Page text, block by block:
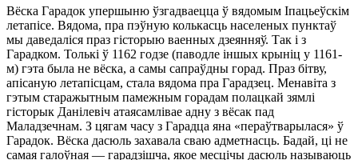
Вёска Гарадок упершыню ўзгадваецца ў вядомым Iпацьеўскiм
летапiсе. Вядома, пра пэўную колькасць населеных пунктаў
мы даведалiся праз гiсторыю ваенных дзеянняў. Так i з
Гарадком. Толькi ў 1162 годзе (паводле iншых крынiц у 1161-
м) гэта была не вёска, а самы сапраўдны горад. Праз бiтву,
апiсаную летапiсцам, стала вядома пра Гарадзец. Менавiта з
гэтым старажытным памежным горадам полацкай зямлi
гiсторык Данiлевiч атаясамлiвае адну з вёсак пад
Маладзечнам. З цягам часу з Гарадца яна «пераўтварылася» ў
Гарадок. Вёска дасюль захавала сваю адметнасць. Бадай, цi не
самая галоўная — гарадзiшча, якое месцiчы дасюль называюць